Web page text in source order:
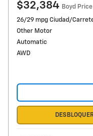
$32,384 Boyd Price
26/29 mpg Ciudad/
Other Motor
Automatic
AWD